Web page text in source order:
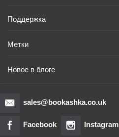
Поддержка
Метки
Новое в блоге
sales@bookashka.co.uk
Facebook Instagram